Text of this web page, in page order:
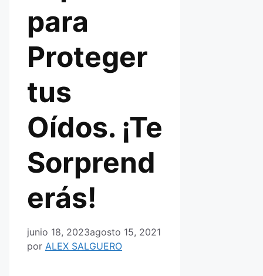
para
Proteger
tus
Oídos. ¡Te
Sorprend
erás!
junio 18, 2023agosto 15, 2021
por ALEX SALGUERO